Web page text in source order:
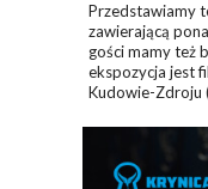
Przedstawiamy
zawierającą
gości mamy też
ekspozycja jest
Kudowie-Zdroju